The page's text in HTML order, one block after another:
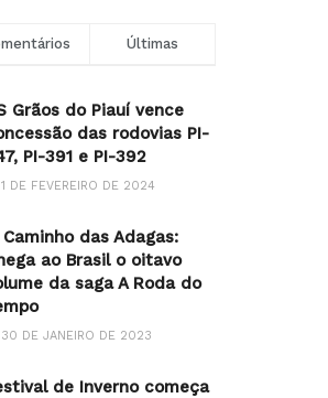
Últimas
Grãos do Piauí vence
das rodovias PI-
PI-391 e PI-392
1 DE FEVEREIRO DE 2024
Caminho das Adagas:
ao Brasil o oitavo
da saga A Roda do
30 DE JANEIRO DE 2023
de Inverno começa